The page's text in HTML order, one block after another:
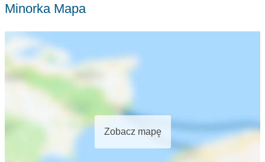
Minorka Mapa
Zobacz mapę